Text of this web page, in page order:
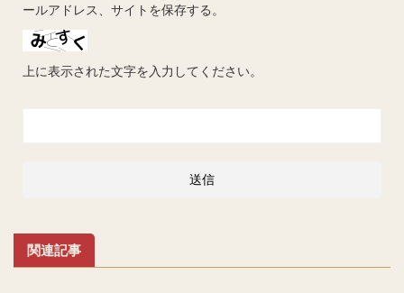
ールアドレス、サイトを保存する。
上に表示された文字を入力してください。
関連記事